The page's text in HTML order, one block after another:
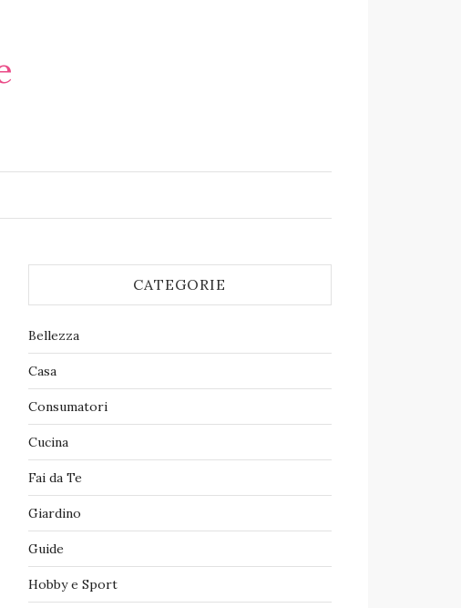
CATEGORIE
Bellezza
Casa
Consumatori
Cucina
Fai da Te
Giardino
Guide
Hobby e Sport